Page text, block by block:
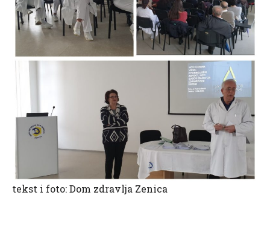
tekst i foto: Dom zdravlja Zenica